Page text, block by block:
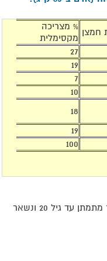
לילדים יש קצב חילוף חומרים גבוה, אשר מתמתן עד גיל 20 ונשאר
חמצן % מצריכה
מקסימלית
27
19
7
10
18
19
100